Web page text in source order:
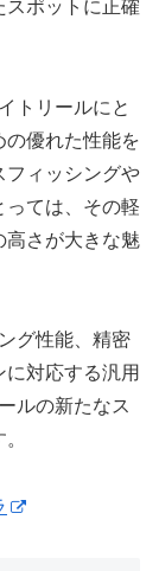
スポットに正確
トリールにと
の優れた性能を
フィッシングや
っては、その軽
高さが大きな魅
グ性能、精密
対応する汎用
ルの新たなス